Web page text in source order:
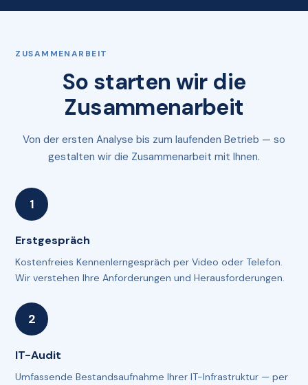
ZUSAMMENARBEIT
So starten wir die
Zusammenarbeit
Von der ersten Analyse bis zum laufenden Betrieb — so
gestalten wir die Zusammenarbeit mit Ihnen.
Erstgespräch
Kostenfreies Kennenlerngespräch per Video oder Telefon.
Wir verstehen Ihre Anforderungen und Herausforderungen.
IT-Audit
Umfassende Bestandsaufnahme Ihrer IT-Infrastruktur — per